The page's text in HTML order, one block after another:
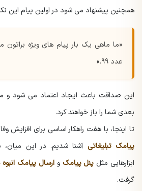
همچنین پیشنهاد می شود در اولین پیام این
«ما ماهی یک بار پیام های ویژه براتون
عدد ۹۹.»
این صداقت باعث ایجاد اعتماد می شود و
بعدی شما را باز خواهند کرد.
تا اینجا، با هفت راهکار اساسی برای افزایش
پیامک تبلیغاتی آشنا شدیم. در این
ابزارهایی مثل پنل پیامک وارسال پیامک
گرفت.